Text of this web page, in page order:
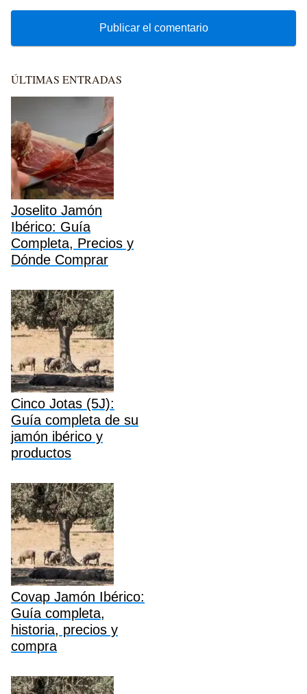
ÚLTIMAS ENTRADAS
Joselito Jamón
Ibérico: Guía
Completa, Precios y
Dónde Comprar
Cinco Jotas (5J):
Guía completa de su
jamón ibérico y
productos
Covap Jamón Ibérico:
Guía completa,
historia, precios y
compra